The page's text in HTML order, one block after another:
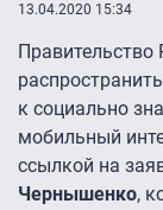
13.04.2020 15:34
к социально
мобильный
ссылкой на
Чернышенко,